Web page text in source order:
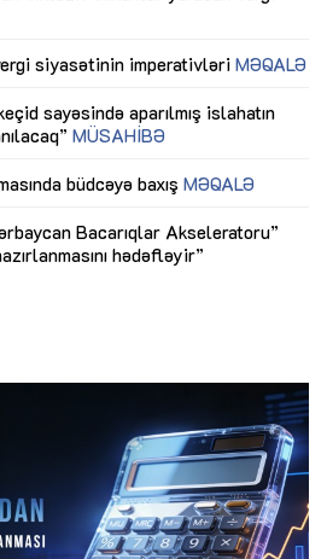
siyasətinin imperativləri MƏQALƏ
sayəsində aparılmış islahatın
MÜSAHİBƏ
büdcəyə baxış MƏQALƏ
Bacarıqlar Akseleratoru”
hədəfləyir”